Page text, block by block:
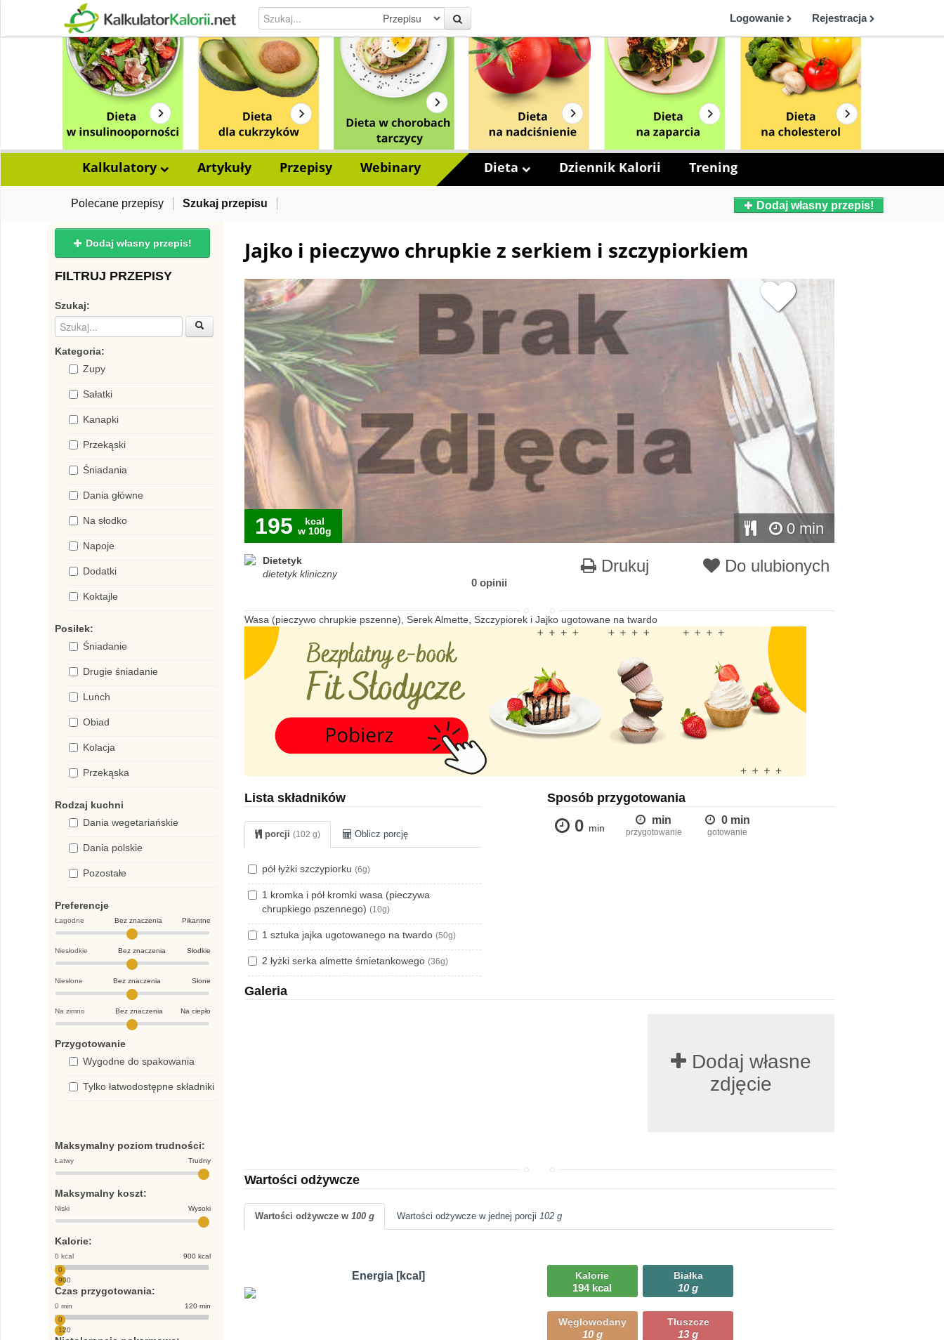
Logowanie Rejestracja
Kalkulatory Artykuły Przepisy Webinary Dieta Dziennik Kalorii Trening
Polecane przepisy Szukaj przepisu Dodaj własny przepis!
Dodaj własny przepis!
FILTRUJ PRZEPISY
Szukaj:
Kategoria:
Zupy
Sałatki
Kanapki
Przekąski
Śniadania
Dania główne
Na słodko
Napoje
Dodatki
Koktajle
Posiłek:
Śniadanie
Drugie śniadanie
Lunch
Obiad
Kolacja
Przekąska
Rodzaj kuchni
Dania wegetariańskie
Dania polskie
Pozostałe
Preferencje
Łagodne Pikantne
Bez znaczenia
Niesłodkie Słodkie
Bez znaczenia
Niesłone Słone
Bez znaczenia
Na zimno Na ciepło
Bez znaczenia
Przygotowanie
Wygodne do spakowania
Tylko łatwodostępne składniki
Maksymalny poziom trudności:
Łatwy Trudny
Maksymalny koszt:
Niski Wysoki
Kalorie:
0 kcal
900 kcal
0
900
Czas przygotowania:
0 min
120 min
0
120
Jajko i pieczywo chrupkie z serkiem i szczypiorkiem
195
kcal
w 100g
0 min
Dietetyk
dietetyk kliniczny
0 opinii
Drukuj Do ulubionych
Wasa (pieczywo chrupkie pszenne), Serek Almette, Szczypiorek i Jajko ugotowane na twardo
Lista składników
porcji (102 g) Oblicz porcję
pół łyżki szczypiorku (6g)
1 kromka i pół kromki wasa (pieczywa
chrupkiego pszennego) (10g)
1 sztuka jajka ugotowanego na twardo (50g)
2 łyżki serka almette śmietankowego (36g)
Sposób przygotowania
0 min
min
przygotowanie
0 min
gotowanie
Galeria
Dodaj własne
zdjęcie
Wartości odżywcze
Wartości odżywcze w 100 g Wartości odżywcze w jednej porcji 102 g
Energia [kcal] Kalorie
194 kcal
Białka
10 g
Węglowodany
10 g
Tłuszcze
13 g